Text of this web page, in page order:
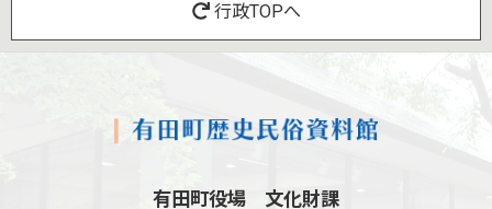
行政TOPへ
有田町役場 文化財課